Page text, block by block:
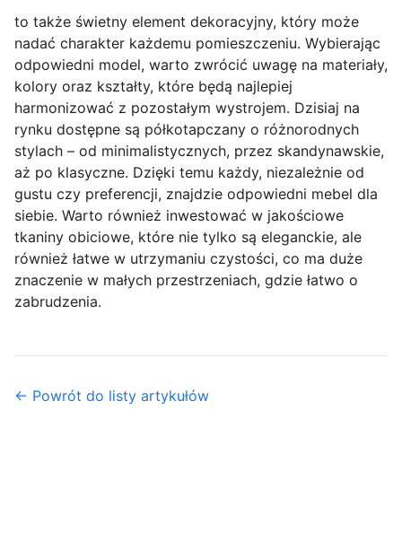
to także świetny element dekoracyjny, który może
nadać charakter każdemu pomieszczeniu. Wybierając
odpowiedni model, warto zwrócić uwagę na materiały,
kolory oraz kształty, które będą najlepiej
harmonizować z pozostałym wystrojem. Dzisiaj na
rynku dostępne są półkotapczany o różnorodnych
stylach – od minimalistycznych, przez skandynawskie,
aż po klasyczne. Dzięki temu każdy, niezależnie od
gustu czy preferencji, znajdzie odpowiedni mebel dla
siebie. Warto również inwestować w jakościowe
tkaniny obiciowe, które nie tylko są eleganckie, ale
również łatwe w utrzymaniu czystości, co ma duże
znaczenie w małych przestrzeniach, gdzie łatwo o
zabrudzenia.
← Powrót do listy artykułów